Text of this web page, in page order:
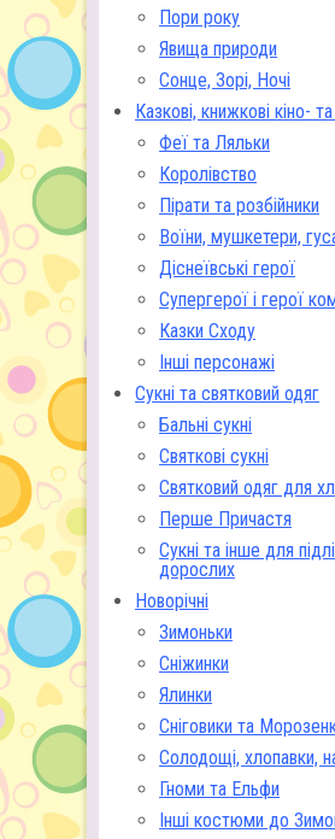
Пори року
Явища природи
Сонце, Зорі, Ночі
Казкові, книжкові кіно-
Феї та Ляльки
Королівство
Пірати та розбійники
Воїни, мушкетери,
Діснеївські герої
Супергерої і герої
Казки Сходу
Інші персонажі
Сукні та святковий одяг
Бальні сукні
Святкові сукні
Святковий одяг для
Перше Причастя
Сукні та інше для
дорослих
Новорічні
Зимоньки
Сніжинки
Ялинки
Сніговики та
Солодощі, хлопавки,
Гноми та Ельфи
Інші костюми до